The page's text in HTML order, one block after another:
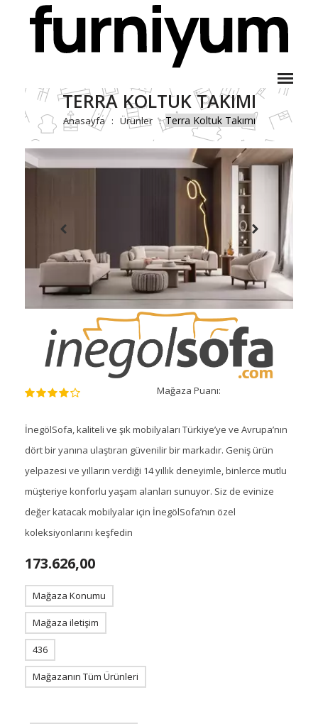
TERRA KOLTUK TAKIMI
Anasayfa Ürünler Terra Koltuk Takımı
Mağaza Puanı:
İnegölSofa, kaliteli ve şık mobilyaları Türkiye’ye ve Avrupa’nın
dört bir yanına ulaştıran güvenilir bir markadır. Geniş ürün
yelpazesi ve yılların verdiği 14 yıllık deneyimle, binlerce mutlu
müşteriye konforlu yaşam alanları sunuyor. Siz de evinize
değer katacak mobilyalar için İnegölSofa’nın özel
koleksiyonlarını keşfedin
173.626,00
Mağaza Konumu
Mağaza iletişim
436
Mağazanın Tüm Ürünleri